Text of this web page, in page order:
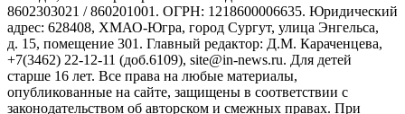
8602303021 / 860201001. ОГРН: 1218600006635. Юридический
адрес: 628408, ХМАО-Югра, город Сургут, улица Энгельса,
д. 15, помещение 301. Главный редактор: Д.М. Караченцева,
+7(3462) 22-12-11 (доб.6109), site@in-news.ru. Для детей
старше 16 лет. Все права на любые материалы,
опубликованные на сайте, защищены в соответствии с
законодательством об авторском и смежных правах. При